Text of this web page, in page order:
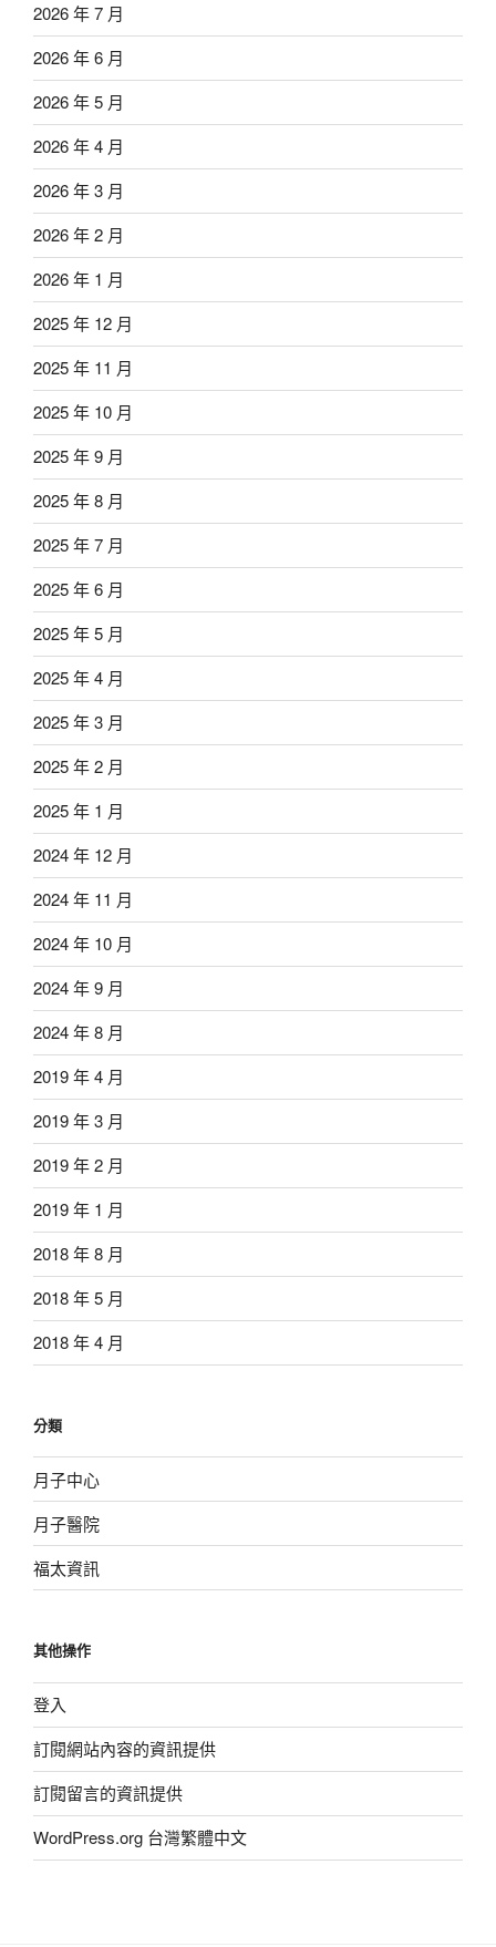
2026 年 7 月
2026 年 6 月
2026 年 5 月
2026 年 4 月
2026 年 3 月
2026 年 2 月
2026 年 1 月
2025 年 12 月
2025 年 11 月
2025 年 10 月
2025 年 9 月
2025 年 8 月
2025 年 7 月
2025 年 6 月
2025 年 5 月
2025 年 4 月
2025 年 3 月
2025 年 2 月
2025 年 1 月
2024 年 12 月
2024 年 11 月
2024 年 10 月
2024 年 9 月
2024 年 8 月
2019 年 4 月
2019 年 3 月
2019 年 2 月
2019 年 1 月
2018 年 8 月
2018 年 5 月
2018 年 4 月
分類
月子中心
月子醫院
福太資訊
其他操作
登入
訂閱網站內容的資訊提供
訂閱留言的資訊提供
WordPress.org 台灣繁體中文